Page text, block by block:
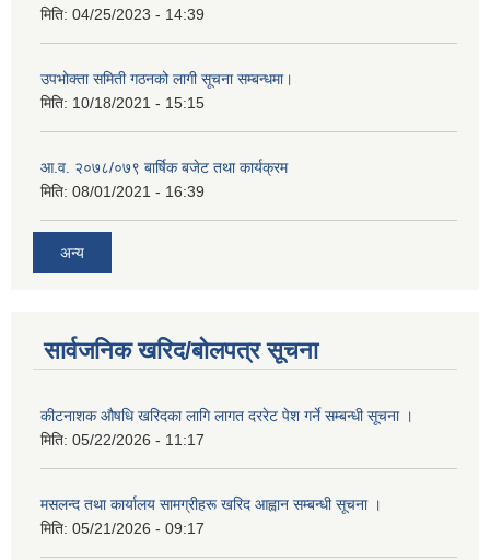
मिति: 04/25/2023 - 14:39
उपभोक्ता समिती गठनको लागी सूचना सम्बन्धमा।
मिति: 10/18/2021 - 15:15
आ.व. २०७८/०७९ बार्षिक बजेट तथा कार्यक्रम
मिति: 08/01/2021 - 16:39
अन्य
सार्वजनिक खरिद/बोलपत्र सूचना
कीटनाशक औषधि खरिदका लागि लागत दररेट पेश गर्ने सम्बन्धी सूचना ।
मिति: 05/22/2026 - 11:17
मसलन्द तथा कार्यालय सामग्रीहरू खरिद आह्वान सम्बन्धी सूचना ।
मिति: 05/21/2026 - 09:17